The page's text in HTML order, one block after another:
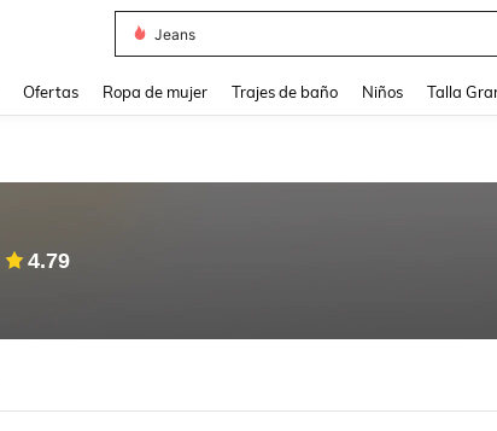
Jeans
Ofertas Ropa de mujer Trajes de baño Niños Talla
4.79